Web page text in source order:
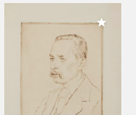
hinzufügen
Meiner